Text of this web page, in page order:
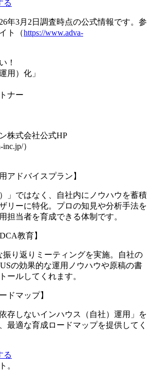
る
年3月2日調査時点の公式情報です。参
ト（https://www.adva-
！
用）化」
ナー
株式会社公式HP
）
アドバイスプラン】
」ではなく、自社内にノウハウを蓄積
リーに特化。プロの知見や分析手法を
担当者を育成できる体制です。
教育】
振り返りミーティングを実施。自社の
の効果的な運用ノウハウや原稿の書
ールしてくれます。
ドマップ】
存しないインハウス（自社）運用」を
最適な育成ロードマップを提供してく
る
。